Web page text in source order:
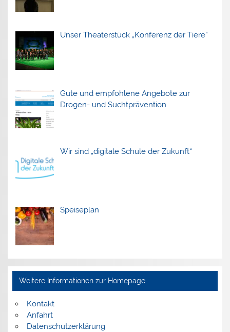
Unser Theaterstück „Konferenz der Tiere“
Gute und empfohlene Angebote zur
Drogen- und Suchtprävention
Wir sind „digitale Schule der Zukunft“
Speiseplan
Weitere Informationen zur Homepage
Kontakt
Anfahrt
Datenschutzerklärung